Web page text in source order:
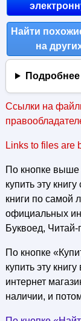
Найти
на
Ссылки на
Links to files are
По кнопке выше
купить эту
книги по самой
официальных
Буквоед,
По кнопке
купить эту
интернет
наличии, и